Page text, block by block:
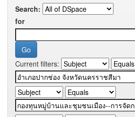
Search:
for
Current filters: